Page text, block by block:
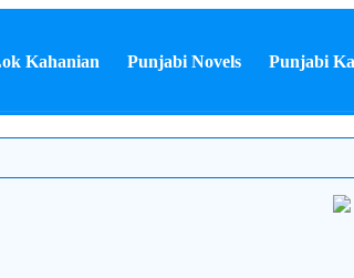
Kahanian Punjabi Novels Punjabi